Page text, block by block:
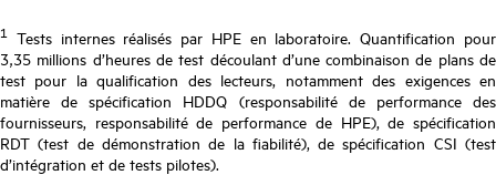
1 Tests internes réalisés par HPE en laboratoire. Quantification pour
3,35 millions d’heures de test découlant d’une combinaison de plans de
test pour la qualification des lecteurs, notamment des exigences en
matière de spécification HDDQ (responsabilité de performance des
fournisseurs, responsabilité de performance de HPE), de spécification
RDT (test de démonstration de la fiabilité), de spécification CSI (test
d’intégration et de tests pilotes).